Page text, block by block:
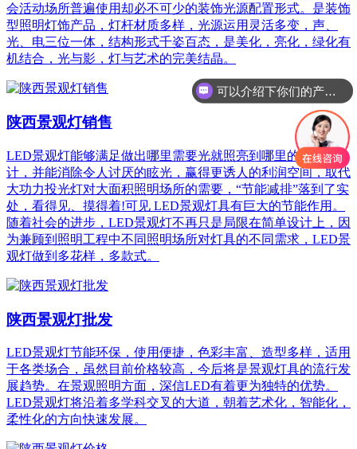
会活动场所普遍使用却必不可少的装饰光源配置形式。是装饰
型照明灯饰产品，灯杆材质多样，光源运用灵活多变，声、
光、电三位一体，结构形式千姿百态，是美化，亮化，绿化有
机结合，光与影，灯与艺术的完美结晶。
陕西景观灯销售
LED景观灯能够满足做出哪里需要光就照亮到哪里的照明设
计，并能消除令人讨厌的眩光，赢得更诱人的利润空间，取代
大功力投光灯对大面积照明场所的需要，“节能减排”落到了实
处，看得见、摸得着!可见 LED景观灯具有巨大的节能作用。
随着社会的进步，LED景观灯不再只是局限在简单设计上，因
为兼顾到照明工程中不同照明场所对灯具的不同需求，LED景
观灯做到多花样，多款式。
陕西景观灯批发
LED景观灯节能环保，使用便捷，色彩丰富、造型多样，适用
于各类场合，虽然目前价格较高，今后将是景观灯具的流行发
展趋势。在景观照明方面，深信LED有着更为独特的优势。
LED景观灯将沿着多学科交叉的大道，朝着艺术化，智能化，
柔性化的方向快速发展。
可以介绍下你们的产品么